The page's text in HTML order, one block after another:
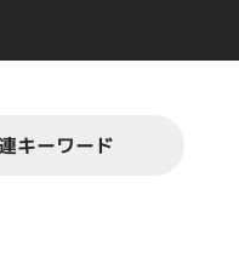
キーワード